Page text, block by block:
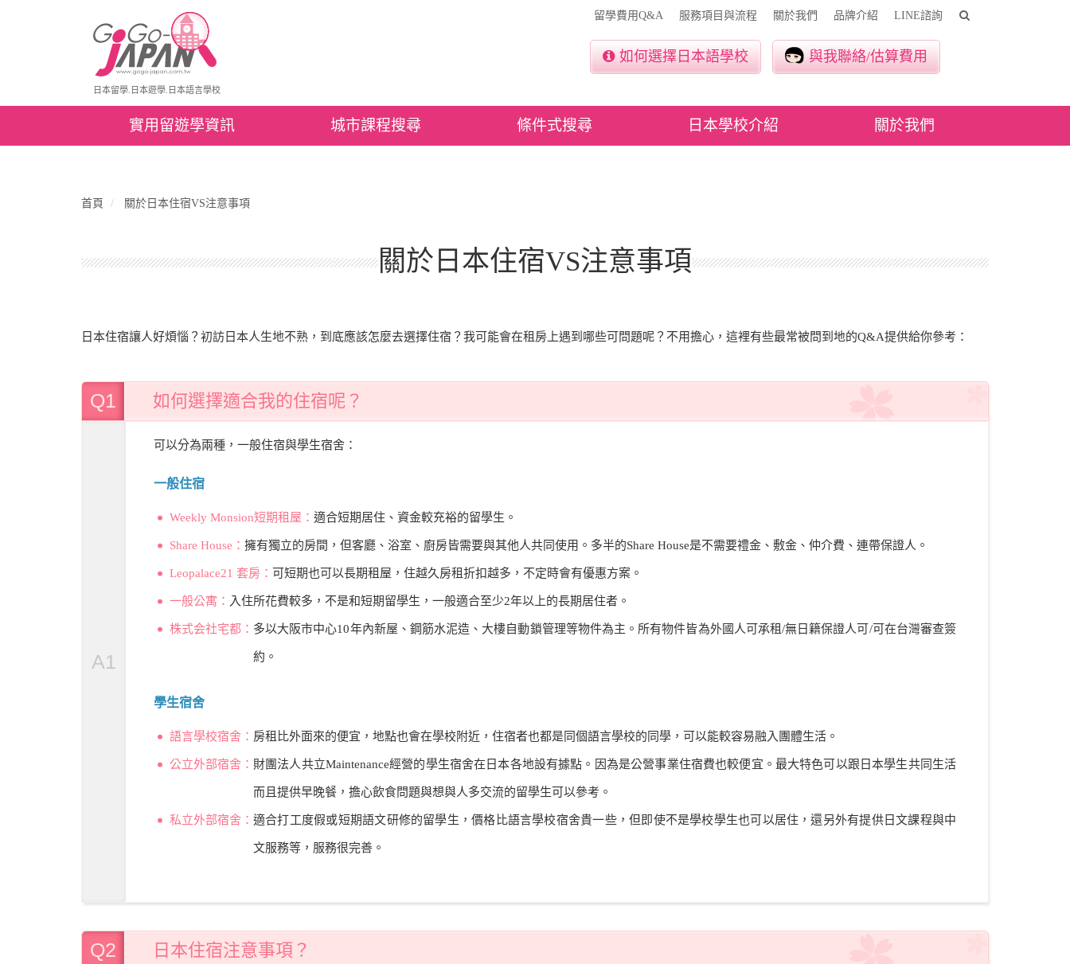
日本留學.日本遊學.日本語言學校
留學費用Q&A 服務項目與流程 關於我們 品牌介紹 LINE諮詢
如何選擇日本語學校 與我聯絡/估算費用
實用留遊學資訊 城市課程搜尋 條件式搜尋 日本學校介紹 關於我們
首頁 關於日本住宿VS注意事項
關於日本住宿VS注意事項
日本住宿讓人好煩惱？初訪日本人生地不熟，到底應該怎麼去選擇住宿？我可能會在租房上遇到哪些可問題呢？不用擔心，這裡有些最常被問到地的Q&A提供給你參考：
Q1 如何選擇適合我的住宿呢？
A1
可以分為兩種，一般住宿與學生宿舍：
一般住宿
Weekly Monsion短期租屋： 適合短期居住、資金較充裕的留學生。
Share House： 擁有獨立的房間，但客廳、浴室、廚房皆需要與其他人共同使用。多半的Share House是不需要禮金、敷金、仲介費、連帶保證人。
Leopalace21 套房： 可短期也可以長期租屋，住越久房租折扣越多，不定時會有優惠方案。
一般公寓： 入住所花費較多，不是和短期留學生，一般適合至少2年以上的長期居住者。
株式会社宅都： 多以大阪市中心10年內新屋、鋼筋水泥造、大樓自動鎖管理等物件為主。所有物件皆為外國人可承租/無日籍保證人可/可在台灣審查簽
約。
學生宿舍
語言學校宿舍： 房租比外面來的便宜，地點也會在學校附近，住宿者也都是同個語言學校的同學，可以能較容易融入團體生活。
公立外部宿舍： 財團法人共立Maintenance經營的學生宿舍在日本各地設有據點。因為是公營事業住宿費也較便宜。最大特色可以跟日本學生共同生活
而且提供早晚餐，擔心飲食問題與想與人多交流的留學生可以參考。
私立外部宿舍： 適合打工度假或短期語文研修的留學生，價格比語言學校宿舍貴一些，但即使不是學校學生也可以居住，還另外有提供日文課程與中
文服務等，服務很完善。
Q2 日本住宿注意事項？